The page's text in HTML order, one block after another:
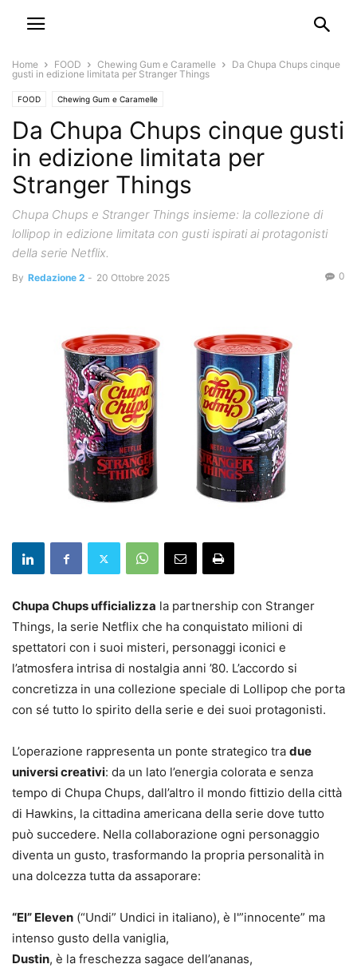
Home FOOD Chewing Gum e Caramelle
Da Chupa Chups cinque
gusti in edizione limitata per Stranger Things
FOOD Chewing Gum e Caramelle
Da Chupa Chups cinque gusti
in edizione limitata per
Stranger Things
Chupa Chups e Stranger Things insieme: la collezione di
lollipop in edizione limitata con gusti ispirati ai protagonisti
della serie Netflix.
By Redazione 2 - 20 Ottobre 2025 0
Chupa Chups ufficializza la partnership con Stranger
Things, la serie Netflix che ha conquistato milioni di
spettatori con i suoi misteri, personaggi iconici e
l’atmosfera intrisa di nostalgia anni ’80. L’accordo si
concretizza in una collezione speciale di Lollipop che porta
con sé tutto lo spirito della serie e dei suoi protagonisti.
L’operazione rappresenta un ponte strategico tra due
universi creativi: da un lato l’energia colorata e senza
tempo di Chupa Chups, dall’altro il mondo fittizio della città
di Hawkins, la cittadina americana della serie dove tutto
può succedere. Nella collaborazione ogni personaggio
diventa un gusto, trasformando la propria personalità in
una dolcezza tutta da assaporare:
“El” Eleven (“Undi” Undici in italiano), è l'”innocente” ma
intenso gusto della vaniglia,
Dustin, è la freschezza sagace dell’ananas,